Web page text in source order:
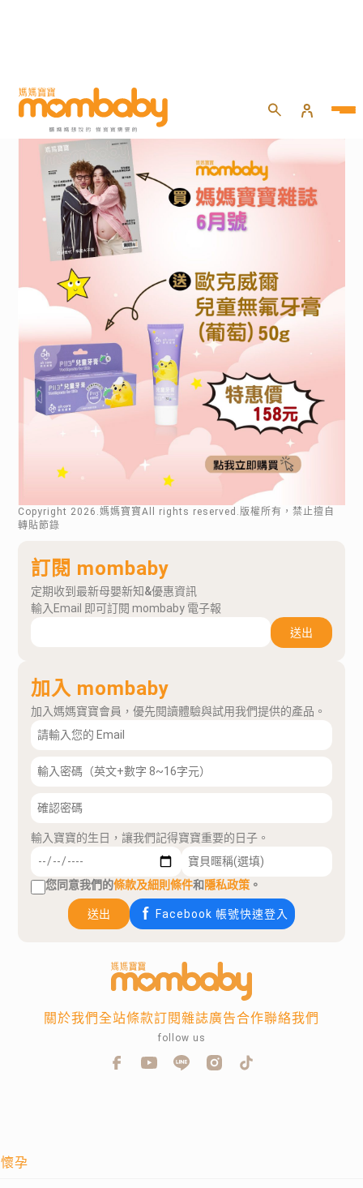
Copyright 2026 .媽媽寶寶All rights reserved.版權所有，禁止擅自
轉貼節錄
訂閱 mombaby
定期收到最新母嬰新知&優惠資訊
輸入Email 即可訂閱 mombaby 電子報
送出
加入 mombaby
加入媽媽寶寶會員，優先閱讀體驗與試用我們提供的產品。
輸入寶寶的生日，讓我們記得寶寶重要的日子。
您同意我們的條款及細則條件和隱私政策 。
送出 Facebook 帳號快速登入
懷孕
關於我們全站條款訂閱雜誌廣告合作聯絡我們
follow us